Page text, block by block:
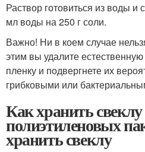
Раствор готовиться из воды
мл воды на 250 г соли.
Важно! Ни в коем случае
этим вы удалите
пленку и подвергнете их
грибковыми или
Как хранить
полиэтиленовых
хранить свеклу